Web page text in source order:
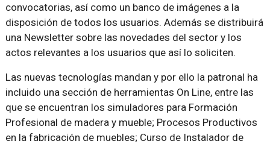
convocatorias, así como un banco de imágenes a la
disposición de todos los usuarios. Además se distribuirá
una Newsletter sobre las novedades del sector y los
actos relevantes a los usuarios que así lo soliciten.
Las nuevas tecnologías mandan y por ello la patronal ha
incluido una sección de herramientas On Line, entre las
que se encuentran los simuladores para Formación
Profesional de madera y mueble; Procesos Productivos
en la fabricación de muebles; Curso de Instalador de